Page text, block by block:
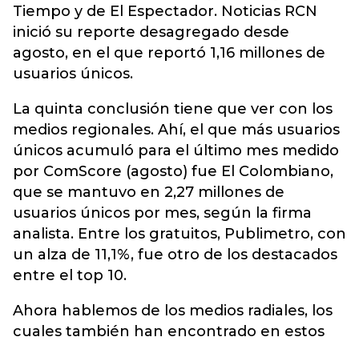
Tiempo y de El Espectador. Noticias RCN
inició su reporte desagregado desde
agosto, en el que reportó 1,16 millones de
usuarios únicos.
La quinta conclusión tiene que ver con los
medios regionales. Ahí, el que más usuarios
únicos acumuló para el último mes medido
por ComScore (agosto) fue El Colombiano,
que se mantuvo en 2,27 millones de
usuarios únicos por mes, según la firma
analista. Entre los gratuitos, Publimetro, con
un alza de 11,1%, fue otro de los destacados
entre el top 10.
Ahora hablemos de los medios radiales, los
cuales también han encontrado en estos